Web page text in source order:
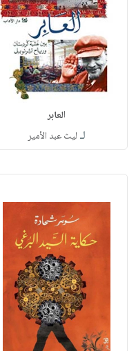
العابر
لـ ليث عبد الأمير